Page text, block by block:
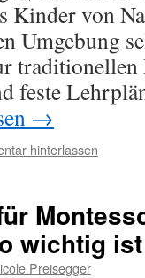
Kinder von
Umgebung
feste
→
hinterlassen
wichtig ist
Preisegger